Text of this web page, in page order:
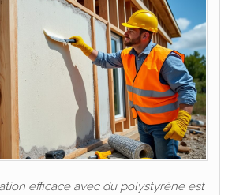
efficace avec du polystyrène est